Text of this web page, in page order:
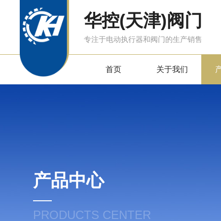
华控(天津)阀门
专注于电动执行器和阀门的生产销售
首页 关于我们
产品中心
PRODUCTS CENTER